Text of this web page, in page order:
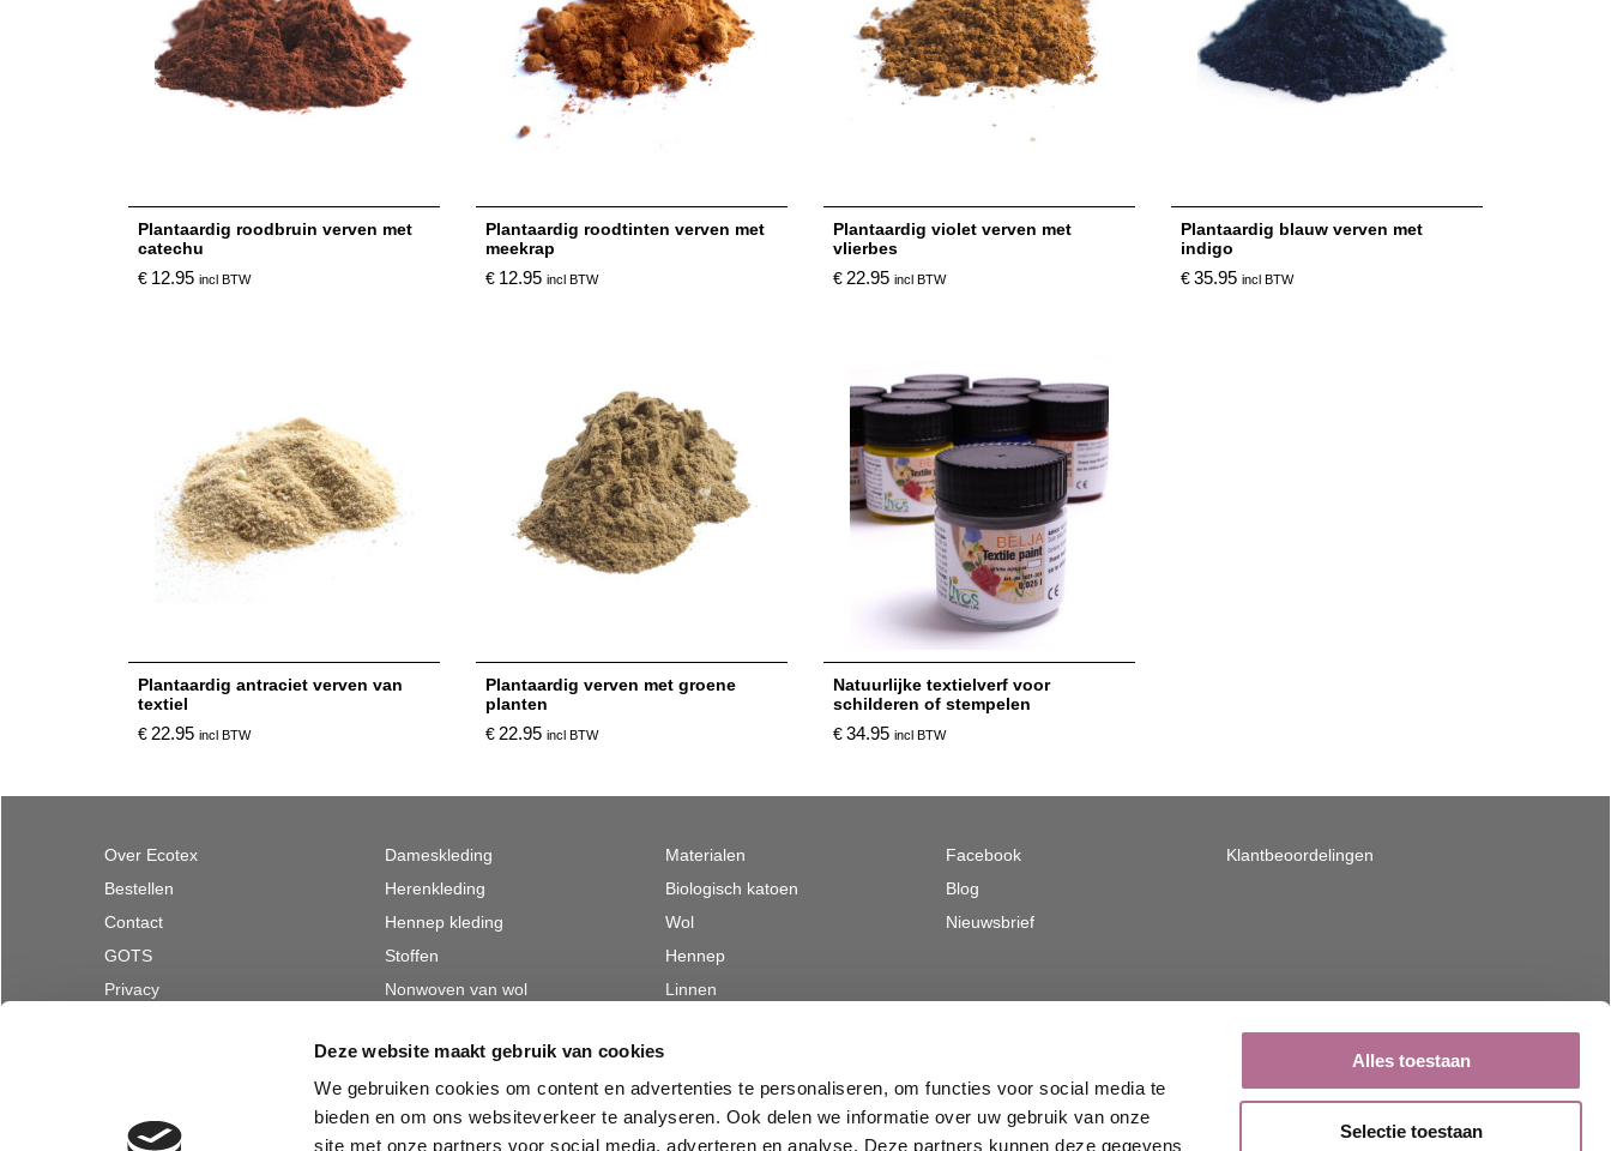
Deze website maakt gebruik van cookies
We gebruiken cookies om content en advertenties te personaliseren, om functies voor social media te
bieden en om ons websiteverkeer te analyseren. Ook delen we informatie over uw gebruik van onze
site met onze partners voor social media, adverteren en analyse. Deze partners kunnen deze gegevens
Alles toestaan
Selectie toestaan
Plantaardig roodbruin verven met
catechu
€ 12.95 incl BTW
Plantaardig roodtinten verven met
meekrap
€ 12.95 incl BTW
Plantaardig violet verven met
vlierbes
€ 22.95 incl BTW
Plantaardig blauw verven met
indigo
€35.95 incl BTW
Plantaardig antraciet verven van
textiel
€ 22.95 incl BTW
Plantaardig verven met groene
planten
€ 22.95 incl BTW
Natuurlijke textielverf voor
schilderen of stempelen
€34.95 incl BTW
Over Ecotex
Bestellen
Contact
GOTS
Privacy
Dameskleding
Herenkleding
Hennep kleding
Stoffen
Nonwoven van wol
Materialen
Biologisch katoen
Wol
Hennep
Linnen
Zijde
Facebook
Blog
Nieuwsbrief
Klantbeoordelingen